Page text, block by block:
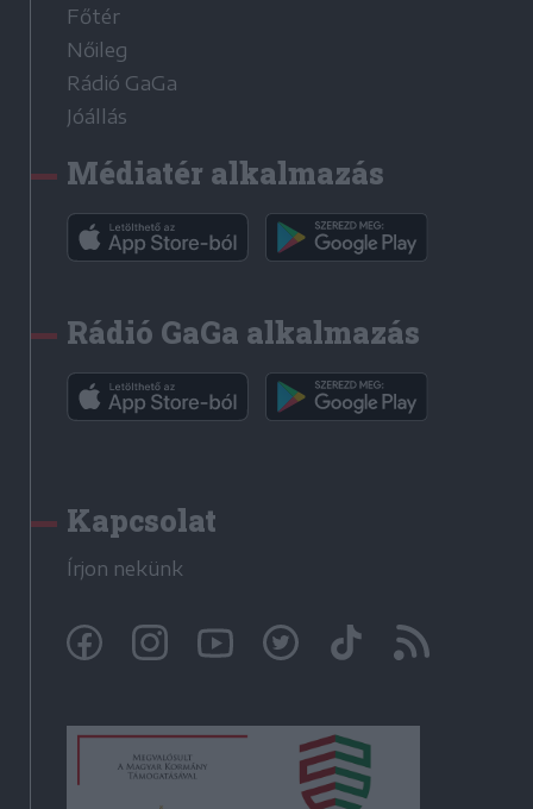
Főtér
Nőileg
Rádió GaGa
Jóállás
Médiatér alkalmazás
Rádió GaGa alkalmazás
Kapcsolat
Írjon nekünk